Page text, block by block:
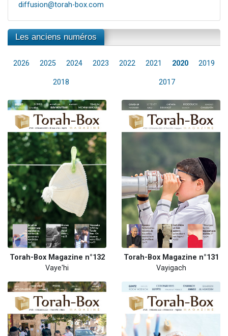
diffusion@torah-box.com
Les anciens numéros
2026 2025 2024 2023 2022 2021 2020 2019
2018 2017
Torah-Box Magazine n°132
Vaye'hi
Torah-Box Magazine n°131
Vayigach